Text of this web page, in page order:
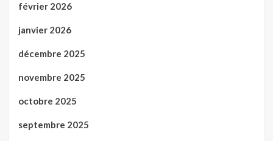
février 2026
janvier 2026
décembre 2025
novembre 2025
octobre 2025
septembre 2025